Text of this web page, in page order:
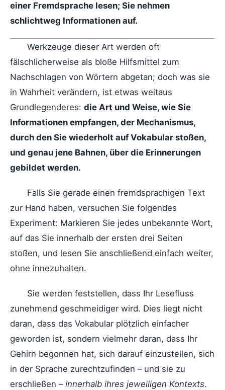
einer Fremdsprache lesen; Sie nehmen
schlichtweg Informationen auf.
Werkzeuge dieser Art werden oft
fälschlicherweise als bloße Hilfsmittel zum
Nachschlagen von Wörtern abgetan; doch was sie
in Wahrheit verändern, ist etwas weitaus
Grundlegenderes: die Art und Weise, wie Sie
Informationen empfangen, der Mechanismus,
durch den Sie wiederholt auf Vokabular stoßen,
und genau jene Bahnen, über die Erinnerungen
gebildet werden.
Falls Sie gerade einen fremdsprachigen Text
zur Hand haben, versuchen Sie folgendes
Experiment: Markieren Sie jedes unbekannte Wort,
auf das Sie innerhalb der ersten drei Seiten
stoßen, und lesen Sie anschließend einfach weiter,
ohne innezuhalten.
Sie werden feststellen, dass Ihr Lesefluss
zunehmend geschmeidiger wird. Dies liegt nicht
daran, dass das Vokabular plötzlich einfacher
geworden ist, sondern vielmehr daran, dass Ihr
Gehirn begonnen hat, sich darauf einzustellen, sich
in der Sprache zurechtzufinden – und sie zu
erschließen – innerhalb ihres jeweiligen Kontexts.